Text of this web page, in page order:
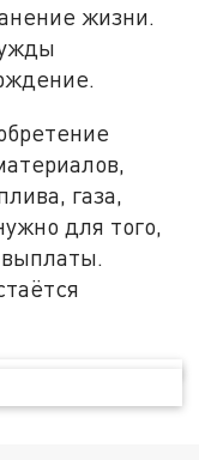
жизни.
газа,
для того,